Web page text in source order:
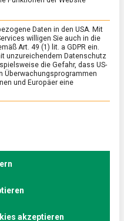
/WIRTSCHAFT
hinter den
hinter
oder zum
Appetit auf
McDonald’s oft nicht
einen Burger bauen.
Daten in den USA. Mit
willigen Sie auch in die
Art. 49 (1) lit. a GDPR ein.
unzureichendem Datenschutz
die Gefahr, dass US-
Überwachungsprogrammen
und Europäer eine
Gruppen, für die eine
akzeptieren